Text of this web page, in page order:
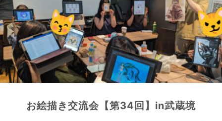
お絵描き交流会【第34回】in武蔵境